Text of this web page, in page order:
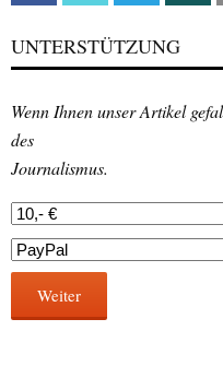
UNTERSTÜTZUNG
Wenn Ihnen unser Artikel
des
Journalismus.
Weiter